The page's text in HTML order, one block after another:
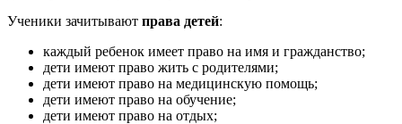
Ученики зачитывают права детей:
каждый ребенок имеет право на имя и гражданство;
дети имеют право жить с родителями;
дети имеют право на медицинскую помощь;
дети имеют право на обучение;
дети имеют право на отдых;